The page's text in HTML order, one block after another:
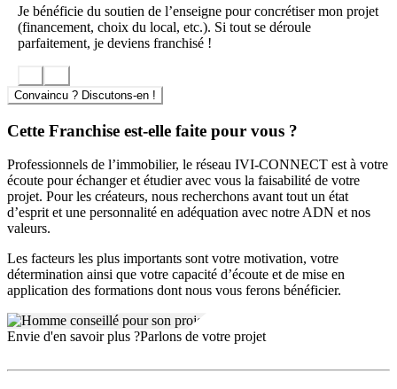
Je bénéficie du soutien de l’enseigne pour concrétiser mon projet
(financement, choix du local, etc.). Si tout se déroule
parfaitement, je deviens franchisé !
Convaincu ? Discutons-en !
Cette Franchise est-elle faite pour vous ?
Professionnels de l’immobilier, le réseau IVI-CONNECT est à votre
écoute pour échanger et étudier avec vous la faisabilité de votre
projet. Pour les créateurs, nous recherchons avant tout un état
d’esprit et une personnalité en adéquation avec notre ADN et nos
valeurs.
Les facteurs les plus importants sont votre motivation, votre
détermination ainsi que votre capacité d’écoute et de mise en
application des formations dont nous vous ferons bénéficier.
Envie d'en savoir plus ?Parlons de votre projet